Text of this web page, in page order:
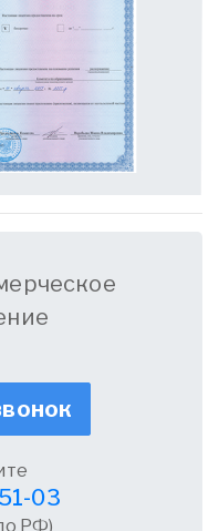
03
РФ)